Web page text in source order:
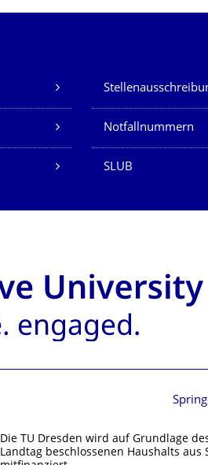
Notfallnummern
SLUB
Die TU Dresden wird auf Grundlage
Landtag beschlossenen Haushalts aus